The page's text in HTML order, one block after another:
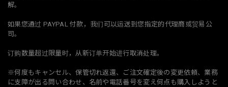
解。
如果您通过 PAYPAL 付款，我们可以运送到您指定的代理商或贸易公
司。
订购数量超过限量时，从新订单开始进行取消处理。
※何度もキャンセル、保管切れ返還、ご注文確定後の変更依頼、業務
に支障が出る問い合わせ、名前や電話番号を変え何点も購入しようと